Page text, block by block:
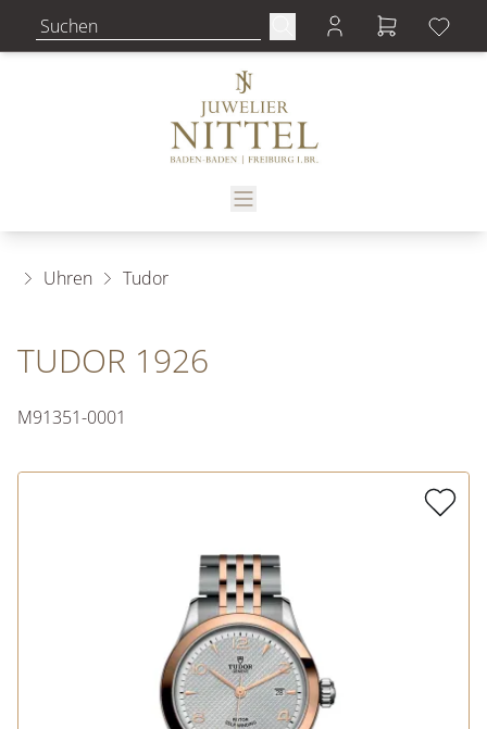
Uhren Tudor
TUDOR 1926
M91351-0001